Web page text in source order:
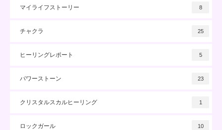
マイライフストーリー 8
チャクラ 25
ヒーリングレポート 5
パワーストーン 23
クリスタルスカルヒーリング 1
ロックガール 10